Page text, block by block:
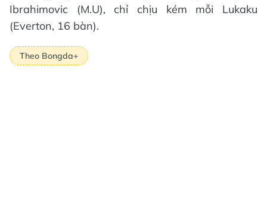
Ibrahimovic (M.U), chỉ chịu kém mỗi Lukaku
(Everton, 16 bàn).
Theo Bongda+